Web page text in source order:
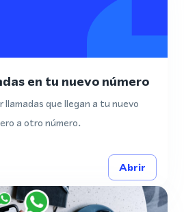
en tu nuevo número
llamadas que llegan a tu nuevo
a otro número.
Abrir